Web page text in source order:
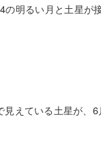
明るい月と土星が
えている土星が、